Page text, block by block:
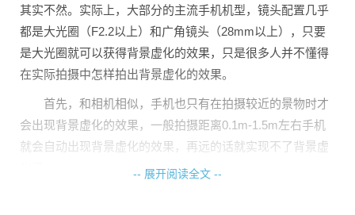
其实不然。实际上，大部分的主流手机机型，镜头配置几乎
都是大光圈（F2.2以上）和广角镜头（28mm以上），只要
是大光圈就可以获得背景虚化的效果，只是很多人并不懂得
在实际拍摄中怎样拍出背景虚化的效果。
首先，和相机相似，手机也只有在拍摄较近的景物时才
会出现背景虚化的效果，一般拍摄距离0.1m-1.5m左右手机
就会自动出现背景虚化的效果，再远的话就实现不了背景虚
-- 展开阅读全文 --